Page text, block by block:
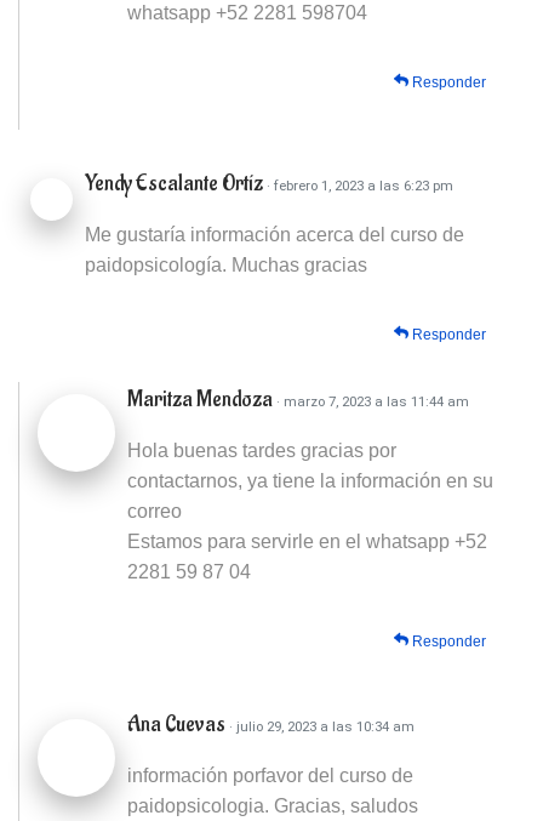
whatsapp +52 2281 598704
Responder
Yendy Escalante Ortíz · febrero 1, 2023 a las 6:23 pm
Me gustaría información acerca del curso de
paidopsicología. Muchas gracias
Responder
Maritza Mendoza · marzo 7, 2023 a las 11:44 am
Hola buenas tardes gracias por
contactarnos, ya tiene la información en su
correo
Estamos para servirle en el whatsapp +52
2281 59 87 04
Responder
Ana Cuevas · julio 29, 2023 a las 10:34 am
información porfavor del curso de
paidopsicologia. Gracias, saludos